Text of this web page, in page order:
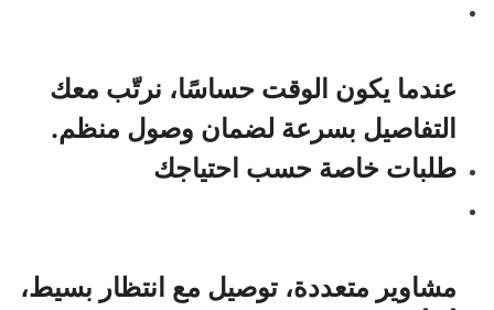
عندما يكون الوقت حساسًا، نرتّب معك
التفاصيل بسرعة لضمان وصول منظم.
طلبات خاصة حسب احتياجك
مشاوير متعددة، توصيل مع انتظار بسيط،